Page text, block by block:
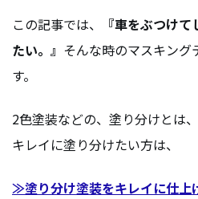
この記事では、
『車をぶつけ
たい。』 そんな時のマスキング
す。
2色塗装などの、塗り分けとは
キレイに塗り分けたい方は、
≫塗り分け塗装をキレイに仕上